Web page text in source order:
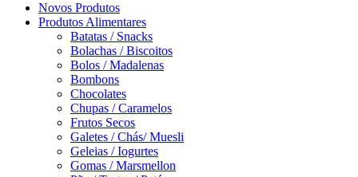
Novos Produtos
Produtos Alimentares
Batatas / Snacks
Bolachas / Biscoitos
Bolos / Madalenas
Bombons
Chocolates
Chupas / Caramelos
Frutos Secos
Galetes / Chás/ Muesli
Geleias / Iogurtes
Gomas / Marsmellon